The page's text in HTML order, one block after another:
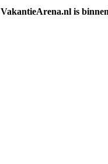
VakantieArena.nl is